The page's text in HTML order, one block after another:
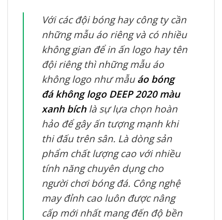
Với các đội bóng hay công ty cần
những mẫu áo riêng và có nhiều
không gian để in ấn logo hay tên
đội riêng thì những mẫu áo
không logo như mẫuáo bóng
đá không logo DEEP 2020 màu
xanh bíchlà sự lựa chọn hoàn
hảo để gây ấn tượng mạnh khi
thi đấu trên sân. Là dòng sản
phẩm chất lượng cao với nhiều
tính năng chuyên dụng cho
người chơi bóng đá. Công nghệ
may đỉnh cao luôn được nâng
cấp mới nhất mang đến độ bền